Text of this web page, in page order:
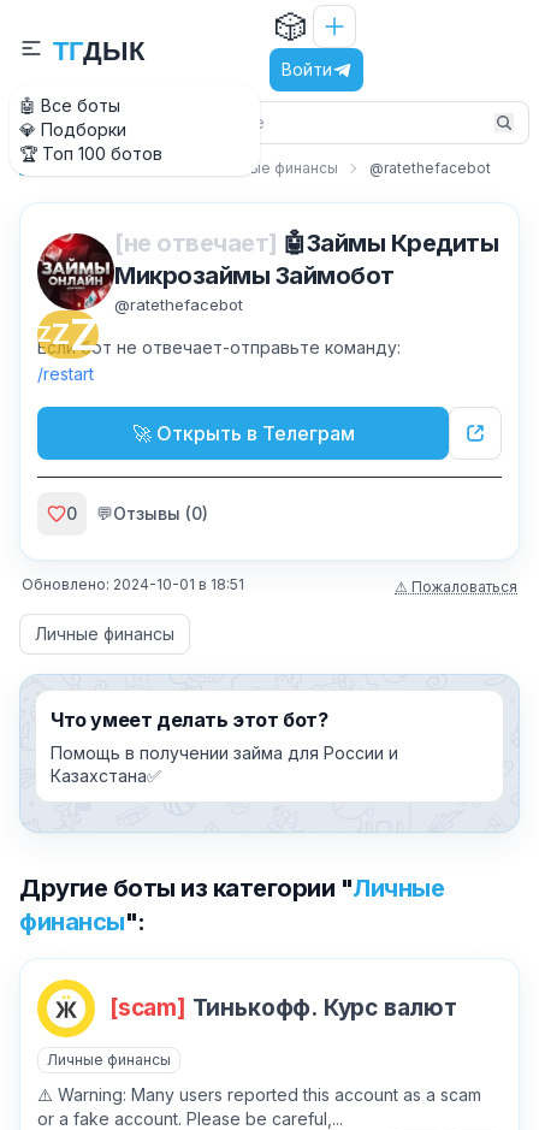
🤖 Все боты
💎 Подборки
🏆 Топ 100 ботов
ТГДЫК
🎲
Войти
Главная Личные финансы @ratethefacebot
ZZZ
[не отвечает] 🤖Займы Кредиты
Микрозаймы Займобот
@ratethefacebot
Если бот не отвечает-отправьте команду:
restart
🚀 Открыть в Телеграм
0 💬Отзывы (0)
Обновлено: 2024-10-01 в 18:51 ⚠ Пожаловаться
Личные финансы
Что умеет делать этот бот?
Помощь в получении займа для России и
Казахстана✅
Другие боты из категории "Личные
финансы":
SCAM
[scam] Тинькофф. Курс валют
Личные финансы
⚠️ Warning: Many users reported this account as a scam
or a fake account. Please be careful,...